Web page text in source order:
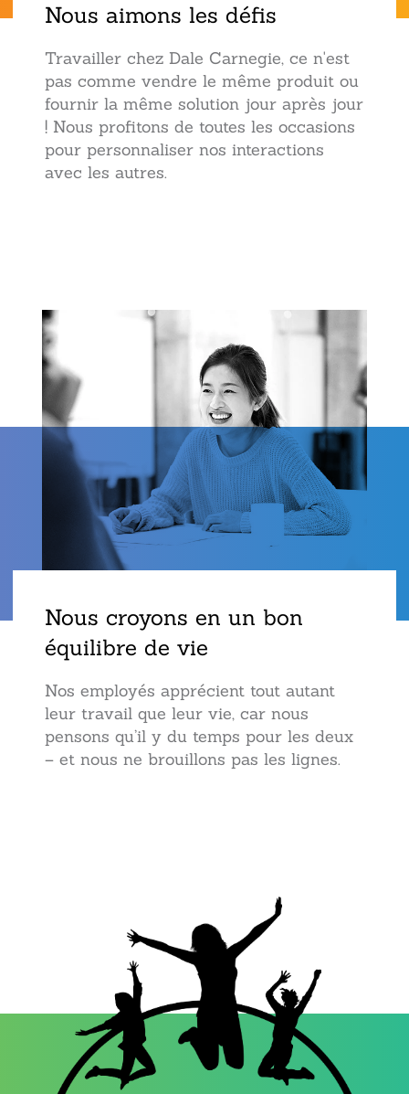
Nous aimons les défis
Travailler chez Dale Carnegie, ce n'est
pas comme vendre le même produit ou
fournir la même solution jour après jour
! Nous profitons de toutes les occasions
pour personnaliser nos interactions
avec les autres.
Nous croyons en un bon
équilibre de vie
Nos employés apprécient tout autant
leur travail que leur vie, car nous
pensons qu’il y du temps pour les deux
– et nous ne brouillons pas les lignes.